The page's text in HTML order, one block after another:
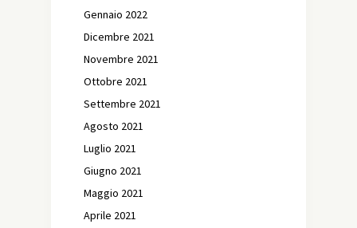
Gennaio 2022
Dicembre 2021
Novembre 2021
Ottobre 2021
Settembre 2021
Agosto 2021
Luglio 2021
Giugno 2021
Maggio 2021
Aprile 2021